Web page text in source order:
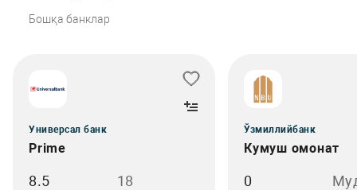
Бошқа банклар
Универсал банк
Prime
8.5 18
Ўзмиллийбанк
Кумуш омонат
0